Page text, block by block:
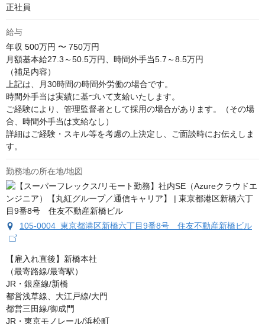
正社員
給与
年収 500万円 〜 750万円
月額基本給27.3～50.5万円、時間外手当5.7～8.5万円
（補足内容）
上記は、月30時間の時間外労働の場合です。
時間外手当は実績に基づいて支給いたします。
ご経験により、管理監督者として採用の場合があります。（その場
合、時間外手当は支給なし）
詳細はご経験・スキル等を考慮の上決定し、ご面談時にお伝えしま
す。
勤務地の所在地/地図
105-0004 東京都港区新橋六丁目9番8号 住友不動産新橋ビル
【雇入れ直後】新橋本社
（最寄路線/最寄駅）
JR・銀座線/新橋
都営浅草線、大江戸線/大門
都営三田線/御成門
JR・東京モノレール/浜松町